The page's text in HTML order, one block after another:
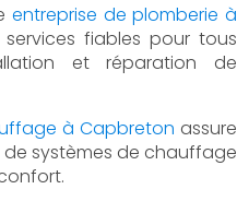
entreprise de plomberie à
fiables pour tous
et réparation de
à Capbreton assure
systèmes de chauffage